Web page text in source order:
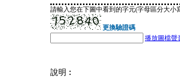
請輸入您在下圖中看到的字元(字母區分大小
更換驗證碼
播放圖檔聲
說明︰